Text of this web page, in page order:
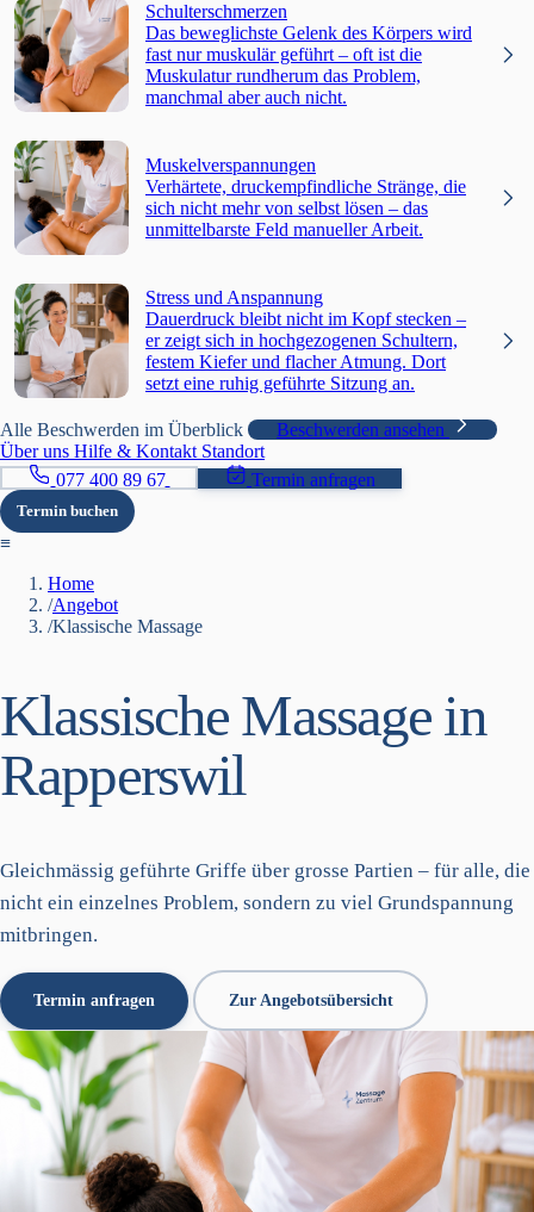
Schulterschmerzen
Das beweglichste Gelenk des Körpers wird
fast nur muskulär geführt – oft ist die
Muskulatur rundherum das Problem,
manchmal aber auch nicht.
Muskelverspannungen
Verhärtete, druckempfindliche Stränge, die
sich nicht mehr von selbst lösen – das
unmittelbarste Feld manueller Arbeit.
Stress und Anspannung
Dauerdruck bleibt nicht im Kopf stecken –
er zeigt sich in hochgezogenen Schultern,
festem Kiefer und flacher Atmung. Dort
setzt eine ruhig geführte Sitzung an.
Alle Beschwerden im Überblick
Beschwerden ansehen
Über uns Hilfe & Kontakt Standort
077 400 89 67
Termin anfragen
Termin buchen
≡
Home
/Angebot
/Klassische Massage
Klassische Massage in
Rapperswil
Gleichmässig geführte Griffe über grosse Partien – für alle, die
nicht ein einzelnes Problem, sondern zu viel Grundspannung
mitbringen.
Termin anfragen Zur Angebotsübersicht